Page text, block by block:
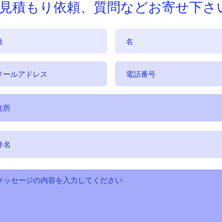
積もり依頼、質問などお寄せ下さ